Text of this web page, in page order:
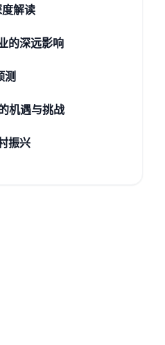
解读
的深远影响
测
机遇与挑战
振兴